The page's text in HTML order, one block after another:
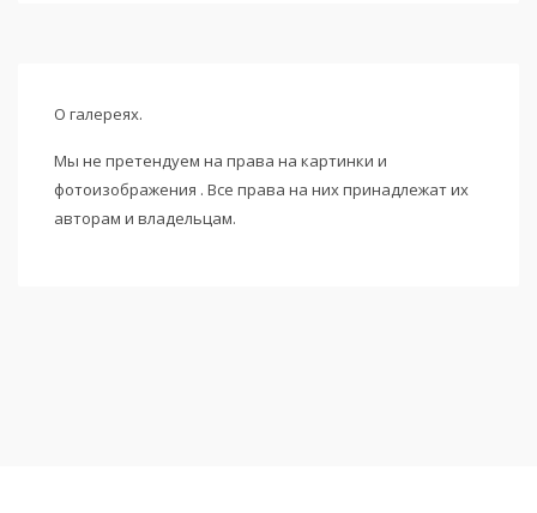
О галереях.
Мы не претендуем на права на картинки и
фотоизображения . Все права на них принадлежат их
авторам и владельцам.